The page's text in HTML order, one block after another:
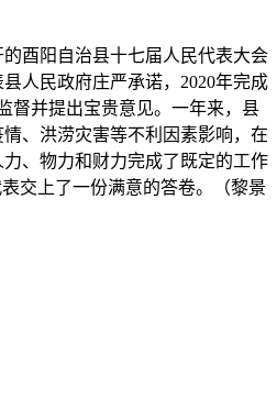
阳自治县十七届人民代表大会
人民政府庄严承诺，2020年完成
督并提出宝贵意见。一年来，县
、洪涝灾害等不利因素影响，在
、物力和财力完成了既定的工作
交上了一份满意的答卷。（黎景